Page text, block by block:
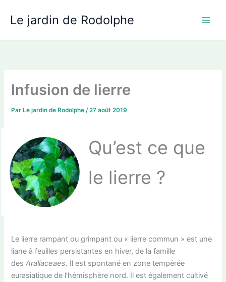
contenu
Le jardin de Rodolphe
Infusion de lierre
Par Le jardin de Rodolphe/27 août 2019
Qu’est ce que
le lierre ?
Le lierre rampant ou grimpant ou « lierre commun » est une
liane à feuilles persistantes en hiver, de la famille
desAraliaceaes. Il est spontané en zone tempérée
eurasiatique de l’hémisphère nord. Il est également cultivé